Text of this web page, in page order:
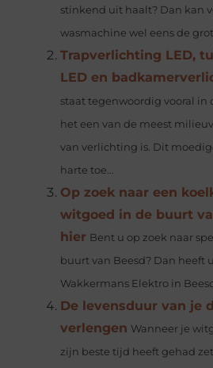
stinkend uit haalt? Dan kan
wasmachine wel eens de
Trapverlichting LED,
LED en
staat tegenwoordig vooral
het een van de meest
van verlichting is. Dit
harte toe...
Op zoek naar een
witgoed in de buurt
hier Bent u op zoek naar
buurt van Beesd? Dan heeft
Wakkermans Elektro in
De levensduur van je
verlengen Wanneer je
zijn beste tijd heeft gehad